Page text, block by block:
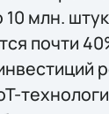
10 млн.
почти